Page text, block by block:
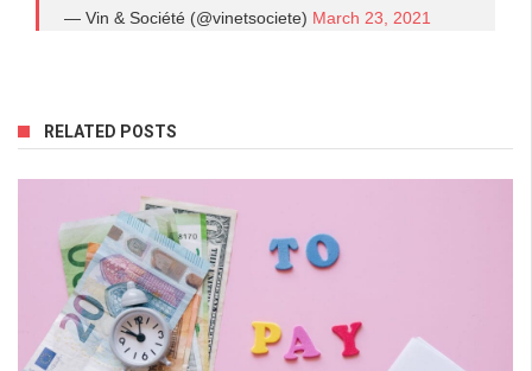
— Vin & Société (@vinetsociete) March 23, 2021
RELATED POSTS